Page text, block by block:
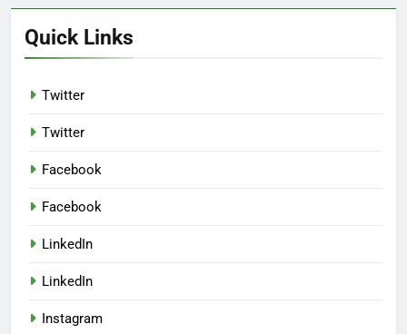
Quick Links
Twitter
Twitter
Facebook
Facebook
LinkedIn
LinkedIn
Instagram